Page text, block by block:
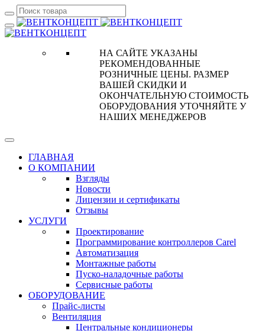
НА САЙТЕ УКАЗАНЫ
РЕКОМЕНДОВАННЫЕ
РОЗНИЧНЫЕ ЦЕНЫ. РАЗМЕР
ВАШЕЙ СКИДКИ И
ОКОНЧАТЕЛЬНУЮ СТОИМОСТЬ
ОБОРУДОВАНИЯ УТОЧНЯЙТЕ У
НАШИХ МЕНЕДЖЕРОВ
ГЛАВНАЯ
О КОМПАНИИ
Взгляды
Новости
Лицензии и сертификаты
Отзывы
УСЛУГИ
Проектирование
Программирование контроллеров Carel
Автоматизация
Монтажные работы
Пуско-наладочные работы
Сервисные работы
ОБОРУДОВАНИЕ
Прайс-листы
Вентиляция
Центральные кондиционеры